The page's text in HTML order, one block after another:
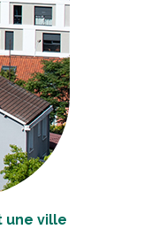
une ville